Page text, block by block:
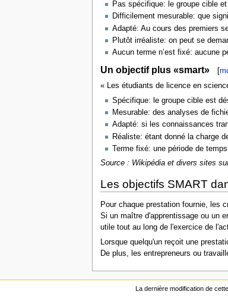
Pas spécifique: le groupe cible
Difficilement mesurable: que
Adapté: Au cours des premiers
Plutôt irréaliste: on peut se
Aucun terme n’est fixé: aucune
Un objectif plus «smart» [
« Les étudiants de licence en
Spécifique: le groupe cible est
Mesurable: des analyses de
Adapté: si les connaissances
Réaliste: étant donné la charge
Terme fixé: une période de
Source : Wikipédia et divers sites
Les objectifs SMART
Pour chaque prestation fournie, les
Si un maître d'apprentissage ou un
utile tout au long de l'exercice de
Lorsque quelqu'un reçoit une
De plus, les entrepreneurs ou
La dernière modification de